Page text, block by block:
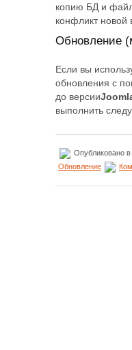
копию БД и
конфликт новой
Обновление
Если вы
обновления с
до версии
выполнить
Опубликовано в
Обновление